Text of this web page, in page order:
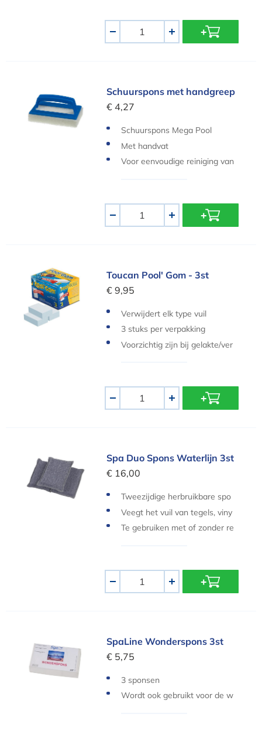
+
Schuurspons met handgreepSchuurspons met handgreep
€ 4,27
Schuurspons Mega Pool
Met handvat
Voor eenvoudige reiniging van
+
Toucan Pool' Gom - 3stToucan Pool' Gom - 3st
€ 9,95
Verwijdert elk type vuil
3 stuks per verpakking
Voorzichtig zijn bij gelakte/ver
+
Spa Duo Spons Waterlijn 3stSpa Duo Spons Waterlijn 3st
€ 16,00
Tweezijdige herbruikbare spo
ns
Veegt het vuil van tegels, viny
l, glasvezel en andere oppervl
Te gebruiken met of zonder re
+
SpaLine Wonderspons 3stSpaLine Wonderspons 3st
€ 5,75
3 sponsen
Wordt ook gebruikt voor de w